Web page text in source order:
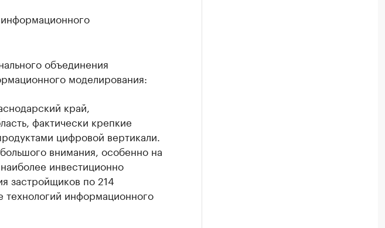
объединения
моделирования:
край,
фактически крепкие
цифровой вертикали.
внимания, особенно на
инвестиционно
застройщиков по 214
информационного